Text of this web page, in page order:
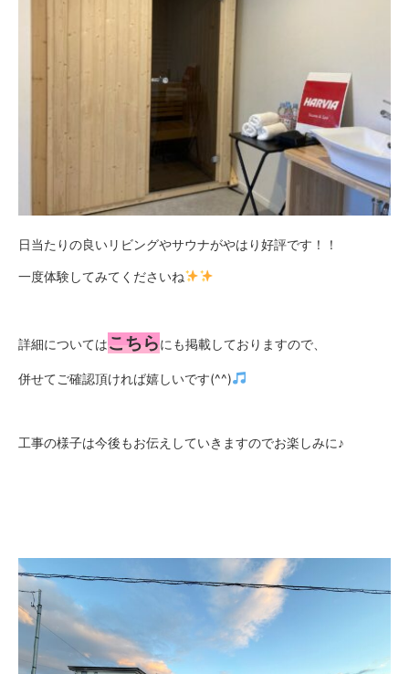
日当たりの良いリビングやサウナがやはり好評です！！
一度体験してみてくださいね
詳細についてはこちらにも掲載しておりますので、
併せてご確認頂ければ嬉しいです(^^)
工事の様子は今後もお伝えしていきますのでお楽しみに♪